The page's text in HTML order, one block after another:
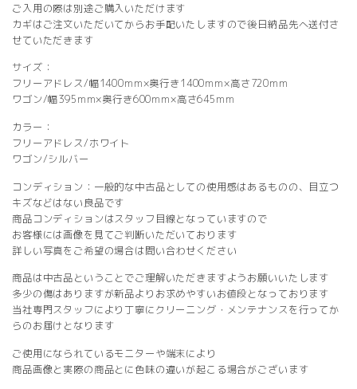
ご入用の際は別途ご購入いただけます
カギはご注文いただいてからお手配いたしますので後日納品先へ送付さ
せていただきます
サイズ：
フリーアドレス/幅1400mm×奥行き1400mm×高さ720mm
ワゴン/幅395mm×奥行き600mm×高さ645mm
カラー：
フリーアドレス/ホワイト
ワゴン/シルバー
コンディション：一般的な中古品としての使用感はあるものの、目立つ
キズなどはない良品です
商品コンディションはスタッフ目線となっていますので
お客様には画像を見てご判断いただいております
詳しい写真をご希望の場合は問い合わせください
商品は中古品ということでご理解いただきますようお願いいたします
多少の傷はありますが新品よりお求めやすいお値段となっております
当社専門スタッフにより丁寧にクリーニング・メンテナンスを行ってか
らのお届けとなります
ご使用になられているモニターや端末により
商品画像と実際の商品とに色味の違いが起こる場合がございます